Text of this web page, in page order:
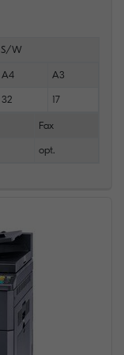
S/W
A4 A3
32 17
Fax
opt.